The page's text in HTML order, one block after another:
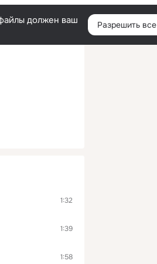
Войти
должен ваш
Разрешить все
1:32
1:39
1:58